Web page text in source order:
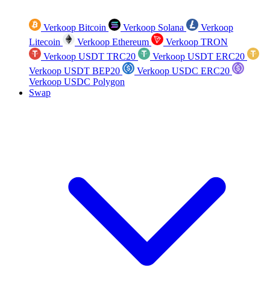
Verkoop Bitcoin Verkoop Solana
Verkoop
Litecoin
Verkoop Ethereum
Verkoop TRON
Verkoop USDT TRC20
Verkoop USDT ERC20
Verkoop USDT BEP20
Verkoop USDC ERC20
Verkoop USDC Polygon
Swap